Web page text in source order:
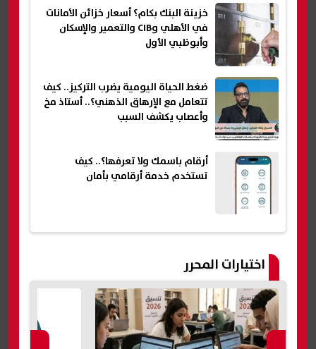
خزينة البنك بكام؟ أسعار خزائن الأمانات
في الأهلي وCIB والتعمير والإسكان
وأبوظبي الأول
ضغط الحياة اليومية يضرب التركيز.. كيف
تتعامل مع الإرهاق الذهني؟.. أستاذ مخ
وأعصاب يكشف السبب
أرقام باسمك ولا تعرفها؟.. كيف
تستخدم خدمة أرقامي بأمان
اختيارات المحرر